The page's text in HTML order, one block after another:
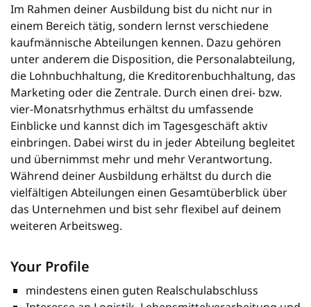
Im Rahmen deiner Ausbildung bist du nicht nur in
einem Bereich tätig, sondern lernst verschiedene
kaufmännische Abteilungen kennen. Dazu gehören
unter anderem die Disposition, die Personalabteilung,
die Lohnbuchhaltung, die Kreditorenbuchhaltung, das
Marketing oder die Zentrale. Durch einen drei- bzw.
vier-Monatsrhythmus erhältst du umfassende
Einblicke und kannst dich im Tagesgeschäft aktiv
einbringen. Dabei wirst du in jeder Abteilung begleitet
und übernimmst mehr und mehr Verantwortung.
Während deiner Ausbildung erhältst du durch die
vielfältigen Abteilungen einen Gesamtüberblick über
das Unternehmen und bist sehr flexibel auf deinem
weiteren Arbeitsweg.
Your Profile
mindestens einen guten Realschulabschluss